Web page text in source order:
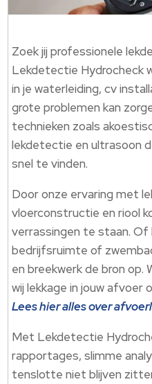
Zoek jij professionele
Lekdetectie Hydrocheck
in je waterleiding, cv
grote problemen kan
technieken zoals
lekdetectie en ultrasoon
snel te vinden.​
Door onze ervaring met
vloerconstructie en riool
verrassingen te staan.​ Of
bedrijfsruimte of
en breekwerk de bron op.​
wij lekkage in jouw afvoer
Lees hier alles over
Met Lekdetectie
rapportages, slimme
tenslotte niet blijven